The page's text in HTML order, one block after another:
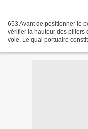
653 Avant de positionner le
vérifier la hauteur des piliers
voie. Le quai portuaire